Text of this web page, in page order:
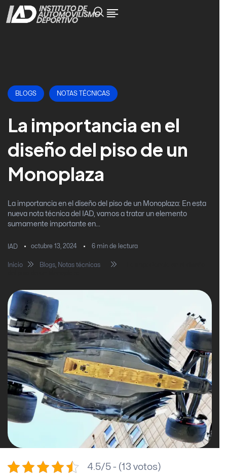
BLOGS NOTAS TÉCNICAS
La importancia en el
diseño del piso de un
Monoplaza
La importancia en el diseño del piso de un Monoplaza: En esta
nueva nota técnica del IAD, vamos a tratar un elemento
sumamente importante en...
IAD octubre 13, 2024 6 min de lectura
Inicio Blogs, Notas técnicas
4.5/5 - (13 votos)